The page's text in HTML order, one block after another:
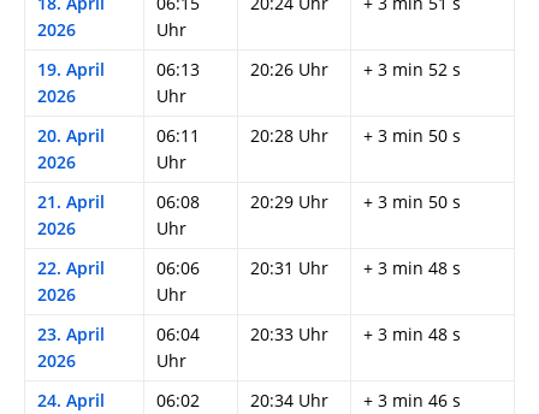
2026
Uhr
19. April
2026
06:13
Uhr
20:26 Uhr + 3 min 52 s
20. April
2026
06:11
Uhr
20:28 Uhr + 3 min 50 s
21. April
2026
06:08
Uhr
20:29 Uhr + 3 min 50 s
22. April
2026
06:06
Uhr
20:31 Uhr + 3 min 48 s
23. April
2026
06:04
Uhr
20:33 Uhr + 3 min 48 s
24. April
06:02
20:34 Uhr + 3 min 46 s